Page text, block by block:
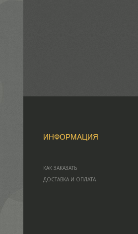
ИНФОРМАЦИЯ
КАК ЗАКАЗАТЬ
ДОСТАВКА И ОПЛАТА